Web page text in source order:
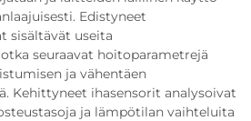
Edistyneet
sisältävät useita
seuraavat hoitoparametrejä
ja vähentäen
Kehittyneet ihasensorit analysoivat
ja lämpötilan vaihteluita